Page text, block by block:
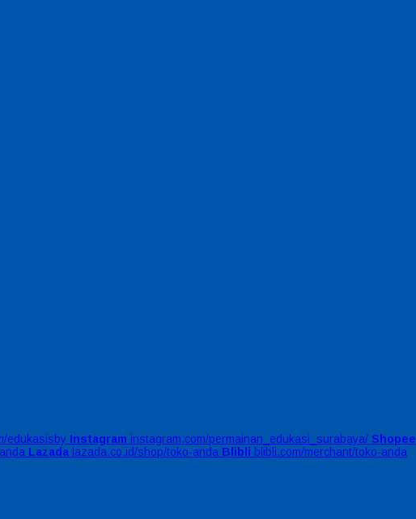
edukasisby Instagram instagram.com/permainan_edukasi_surabaya/ Shopee
Lazada lazada.co.id/shop/toko-anda Blibli blibli.com/merchant/toko-anda